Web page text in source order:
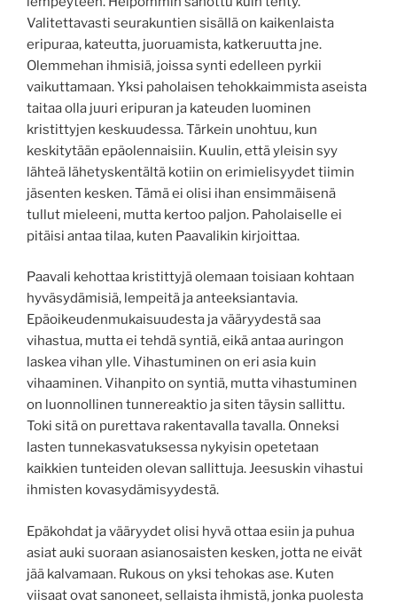
Valitettavasti seurakuntien sisällä on kaikenlaista
eripuraa, kateutta, juoruamista, katkeruutta jne.
Olemmehan ihmisiä, joissa synti edelleen pyrkii
vaikuttamaan. Yksi paholaisen tehokkaimmista aseista
taitaa olla juuri eripuran ja kateuden luominen
kristittyjen keskuudessa. Tärkein unohtuu, kun
keskitytään epäolennaisiin. Kuulin, että yleisin syy
lähteä lähetyskentältä kotiin on erimielisyydet tiimin
jäsenten kesken. Tämä ei olisi ihan ensimmäisenä
tullut mieleeni, mutta kertoo paljon. Paholaiselle ei
pitäisi antaa tilaa, kuten Paavalikin kirjoittaa.
Paavali kehottaa kristittyjä olemaan toisiaan kohtaan
hyväsydämisiä, lempeitä ja anteeksiantavia.
Epäoikeudenmukaisuudesta ja vääryydestä saa
vihastua, mutta ei tehdä syntiä, eikä antaa auringon
laskea vihan ylle. Vihastuminen on eri asia kuin
vihaaminen. Vihanpito on syntiä, mutta vihastuminen
on luonnollinen tunnereaktio ja siten täysin sallittu.
Toki sitä on purettava rakentavalla tavalla. Onneksi
lasten tunnekasvatuksessa nykyisin opetetaan
kaikkien tunteiden olevan sallittuja. Jeesuskin vihastui
ihmisten kovasydämisyydestä.
Epäkohdat ja vääryydet olisi hyvä ottaa esiin ja puhua
asiat auki suoraan asianosaisten kesken, jotta ne eivät
jää kalvamaan. Rukous on yksi tehokas ase. Kuten
viisaat ovat sanoneet, sellaista ihmistä, jonka puolesta